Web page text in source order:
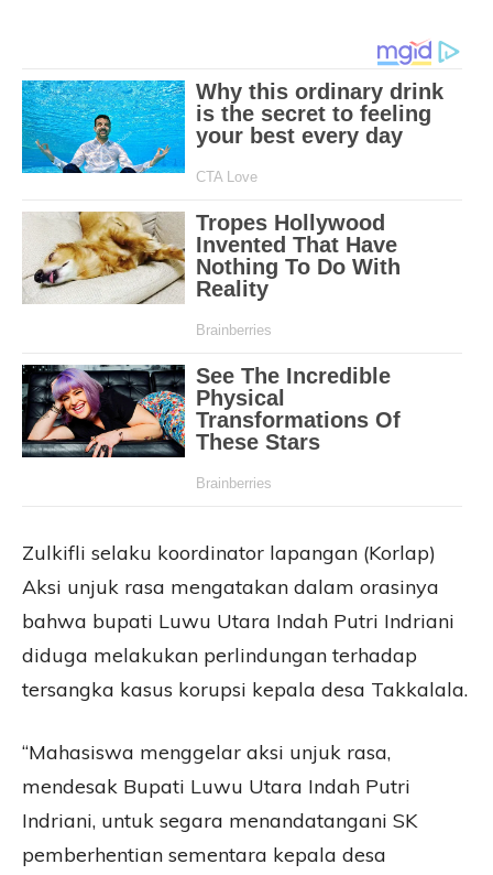
Zulkifli selaku koordinator lapangan (Korlap)
Aksi unjuk rasa mengatakan dalam orasinya
bahwa bupati Luwu Utara Indah Putri Indriani
diduga melakukan perlindungan terhadap
tersangka kasus korupsi kepala desa Takkalala.
“Mahasiswa menggelar aksi unjuk rasa,
mendesak Bupati Luwu Utara Indah Putri
Indriani, untuk segara menandatangani SK
pemberhentian sementara kepala desa